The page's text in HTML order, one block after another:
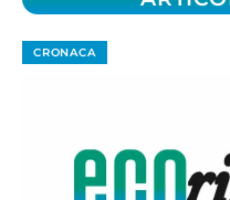
CRONACA